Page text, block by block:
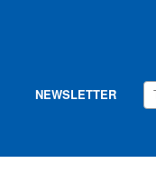
NEWSLETTER